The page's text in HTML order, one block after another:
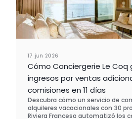
17 jun 2026
Cómo Conciergerie Le Coq
ingresos por ventas
comisiones en 11 días
Descubra cómo un servicio de
alquileres vacacionales con 30
Riviera Francesa automatizó los